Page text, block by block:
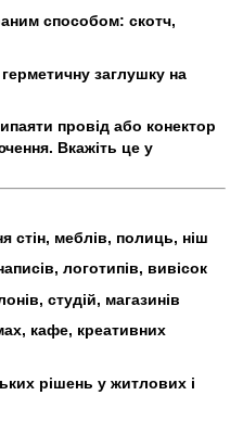
способом: скотч,
заглушку на
провід або конектор
Вкажіть це у
стін, меблів, полиць, ніш
логотипів, вивісок
студій, магазинів
кафе, креативних
рішень у житлових і